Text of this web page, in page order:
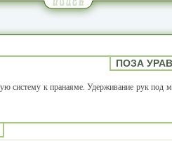
ПОЗА
систему к пранаяме. Удерживание рук под